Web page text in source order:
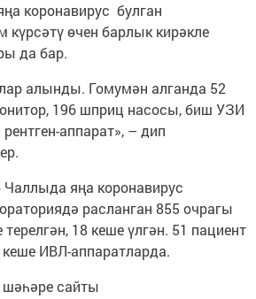
коронавирус булган
күрсәтү өчен барлык кирәкле
да бар.
алынды. Гомумән алганда 52
196 шприц насосы, биш УЗИ
аппарат», – дип
Чаллыда яңа коронавирус
расланган 855 очрагы
18 кеше үлгән. 51 пациент
ИВЛ-аппаратларда.
сайты